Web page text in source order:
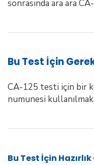
sonrasında ara ara
Bu Test İçin
CA-125 testi için bir
numunesi
Bu Test İçin